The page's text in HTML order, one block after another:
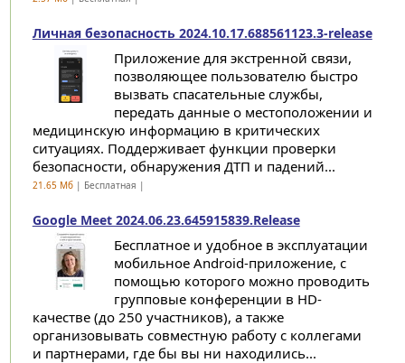
Личная безопасность 2024.10.17.688561123.3-release
Приложение для экстренной связи,
позволяющее пользователю быстро
вызвать спасательные службы,
передать данные о местоположении и
медицинскую информацию в критических
ситуациях. Поддерживает функции проверки
безопасности, обнаружения ДТП и падений...
21.65 Мб| Бесплатная |
Google Meet 2024.06.23.645915839.Release
Бесплатное и удобное в эксплуатации
мобильное Android-приложение, с
помощью которого можно проводить
групповые конференции в HD-
качестве (до 250 участников), а также
организовывать совместную работу с коллегами
и партнерами, где бы вы ни находились...